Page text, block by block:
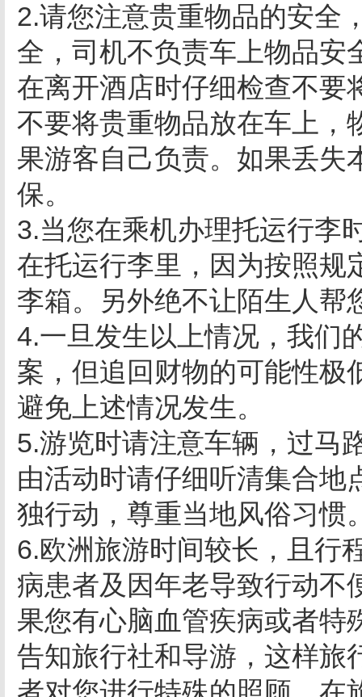
2.请您注意贵重物品的安全
全，司机不负责车上物品安
在离开酒店时仔细检查不要
不要将贵重物品放在车上，
果游客自己负责。如果丢失
保。
3.当您在乘机办理托运行李
在托运行李里，因为按照规
李箱。另外绝不让陌生人帮
4.一旦发生以上情况，我们
案，但追回财物的可能性极
避免上述情况发生。
5.游览时请注意车辆，过马
由活动时请仔细听清集合地
独行动，尊重当地风俗习惯
6.欧洲旅游时间较长，且行
病患者及因年老导致行动不
果您有心脑血管疾病或者特
告知旅行社和导游，这样旅